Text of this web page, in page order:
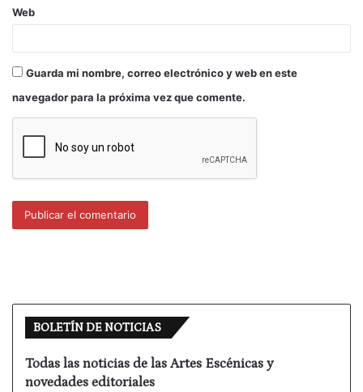
Web
Guarda mi nombre, correo electrónico y web en este
navegador para la próxima vez que comente.
BOLETÍN DE NOTICIAS
Todas las noticias de las Artes Escénicas y
novedades editoriales